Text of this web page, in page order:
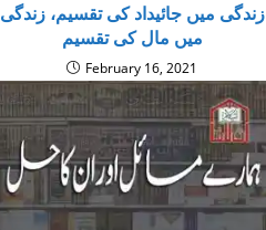
زندگی میں جائیداد کی تقسیم، زندگی
میں مال کی تقسیم
February 16, 2021